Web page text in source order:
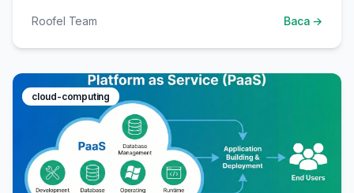
Roofel Team Baca →
cloud-computing